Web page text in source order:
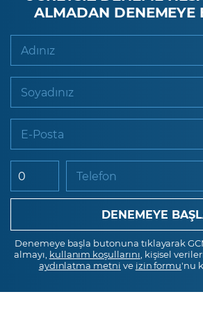
ALMADAN DENEMEYE
Adınız
Soyadınız
E-Posta
Telefon
Denemeye başla butonuna tıklayarak
almayı, kullanım koşullarını , kişisel
aydınlatma metni ve izin formu'nu